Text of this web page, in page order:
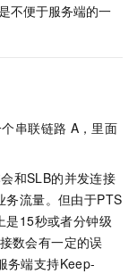
不便于服务端的一
串联链路 A，里面
和SLB的并发连接
务流量。但由于PTS
是15秒或者分钟级
数会有一定的误
务端支持Keep-